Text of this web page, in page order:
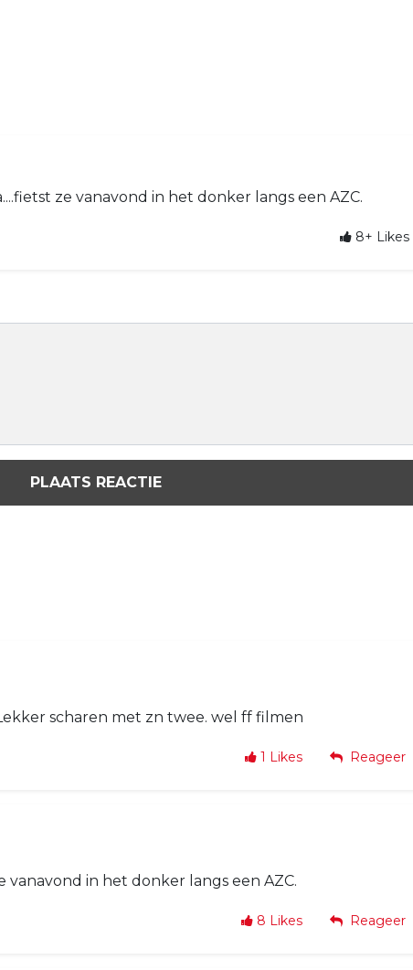
ze vanavond in het donker langs een AZC.
8+ Likes
PLAATS REACTIE
scharen met zn twee. wel ff filmen
1 Likes Reageer
vanavond in het donker langs een AZC.
8 Likes Reageer